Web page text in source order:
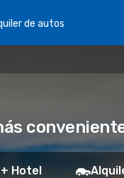
de autos
Hotel